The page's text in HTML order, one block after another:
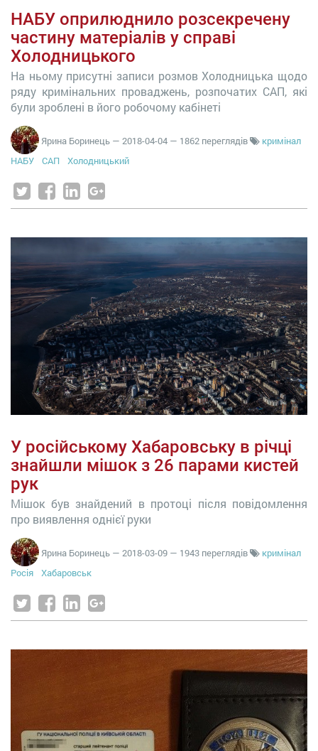
НАБУ оприлюднило розсекречену
частину матеріалів у справі
Холодницького
На ньому присутні записи розмов Холодницька щодо
ряду кримінальних проваджень, розпочатих САП, які
були зроблені в його робочому кабінеті
Ярина Боринець — 2018-04-04 — 1862 переглядів
кримінал
НАБУ
САП Холодницький
У російському Хабаровську в річці
знайшли мішок з 26 парами кистей
рук
Мішок був знайдений в протоці після повідомлення
про виявлення однієї руки
Ярина Боринець — 2018-03-09 — 1943 переглядів
кримінал
Росія
Хабаровськ